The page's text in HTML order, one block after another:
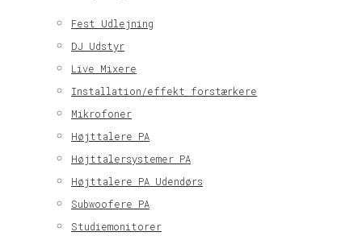
Fest Udlejning
DJ Udstyr
Live Mixere
Installation/effekt forstærkere
Mikrofoner
Højttalere PA
Højttalersystemer PA
Højttalere PA Udendørs
Subwoofere PA
Studiemonitorer